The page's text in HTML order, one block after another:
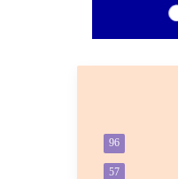
96
57